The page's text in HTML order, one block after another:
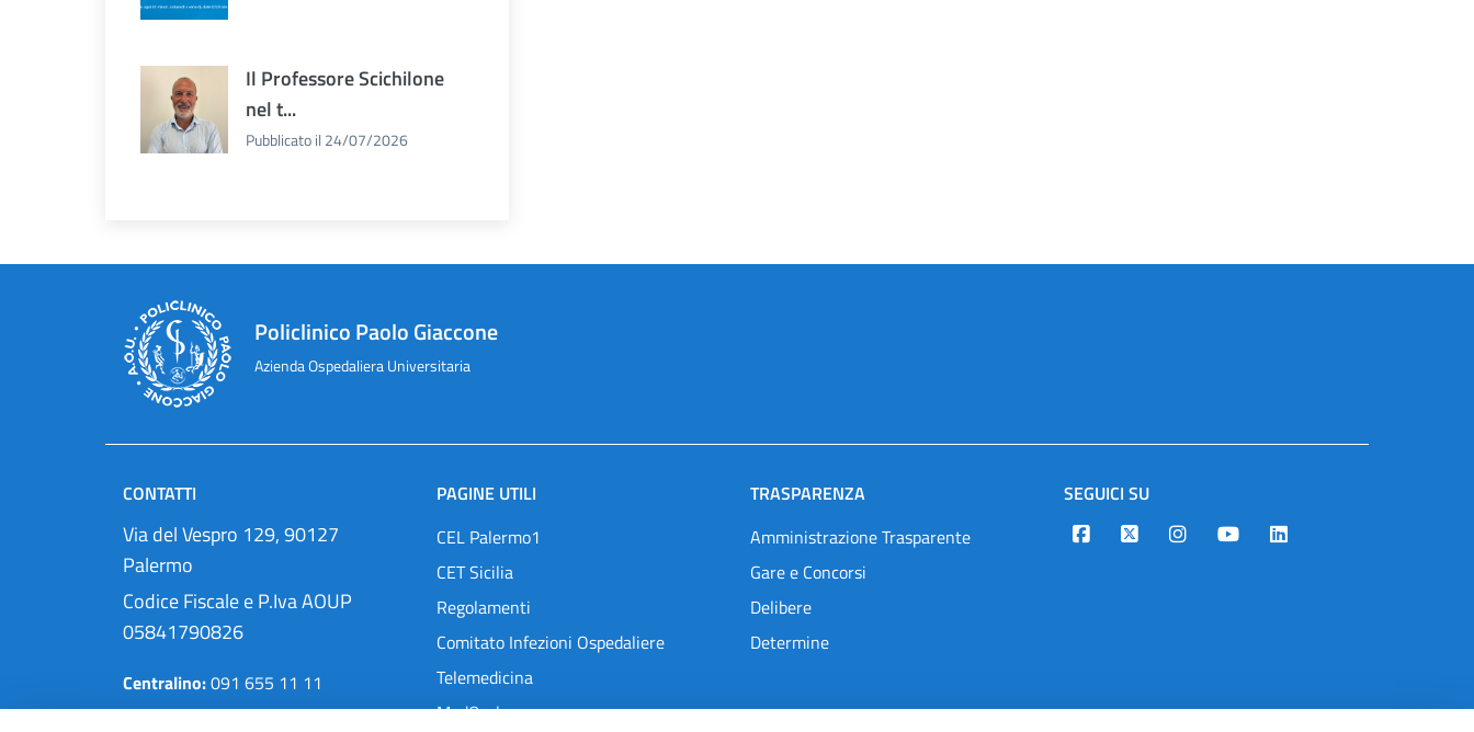
Il Professore Scichilone
nel t...
Pubblicato il 24/07/2026
Policlinico Paolo Giaccone
Azienda Ospedaliera Universitaria
CONTATTI
Via del Vespro 129, 90127
Palermo
Codice Fiscale e P.Iva AOUP
05841790826
Centralino:091 655 11 11
Pec:protocollo@cert.policlinico.pa.it
PAGINE UTILI
CEL Palermo1
CET Sicilia
Regolamenti
Comitato Infezioni Ospedaliere
Telemedicina
MedOral
TRASPARENZA
Amministrazione Trasparente
Gare e Concorsi
Delibere
Determine
SEGUICI SU
Designers Italia
TwitterInstagramYoutubeLinkedin